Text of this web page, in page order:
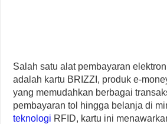
Salah satu alat pembayaran
adalah kartu BRIZZI, produk e-
yang memudahkan berbagai
pembayaran tol hingga belanja di
teknologi RFID, kartu ini